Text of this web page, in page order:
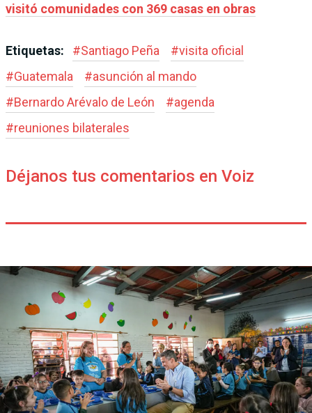
visitó comunidades con 369 casas en obras
Etiquetas: #Santiago Peña #visita oficial
#Guatemala #asunción al mando
#Bernardo Arévalo de León #agenda
#reuniones bilaterales
Déjanos tus comentarios en Voiz